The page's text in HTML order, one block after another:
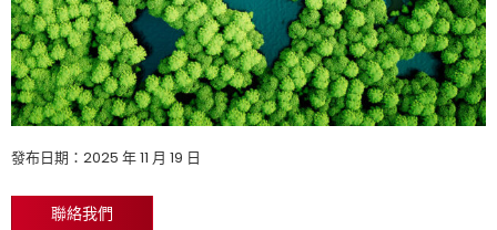
發布日期：2025 年 11 月 19 日
聯絡我們